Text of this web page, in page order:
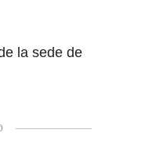
la sede de